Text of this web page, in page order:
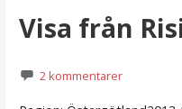
Visa från
2 kommentarer